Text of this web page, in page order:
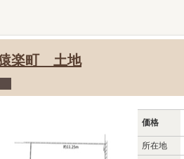
楽町 土地
価格
所在地